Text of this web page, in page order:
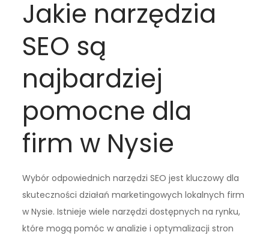
Jakie narzędzia
SEO są
najbardziej
pomocne dla
firm w Nysie
Wybór odpowiednich narzędzi SEO jest kluczowy dla
skuteczności działań marketingowych lokalnych firm
w Nysie. Istnieje wiele narzędzi dostępnych na rynku,
które mogą pomóc w analizie i optymalizacji stron